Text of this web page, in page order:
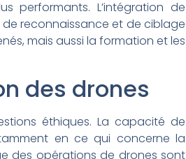
performants. L’intégration de
reconnaissance et de ciblage
mais aussi la formation et les
des drones
éthiques. La capacité de
en ce qui concerne la
des opérations de drones sont